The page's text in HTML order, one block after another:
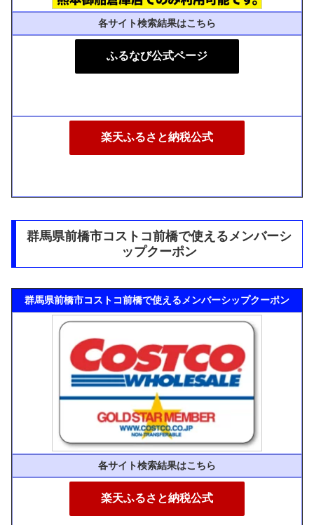
各サイト検索結果はこちら
ふるなび公式ページ
楽天ふるさと納税公式
群馬県前橋市コストコ前橋で使えるメンバーシ
ップクーポン
群馬県前橋市コストコ前橋で使えるメンバーシップクーポン
各サイト検索結果はこちら
楽天ふるさと納税公式